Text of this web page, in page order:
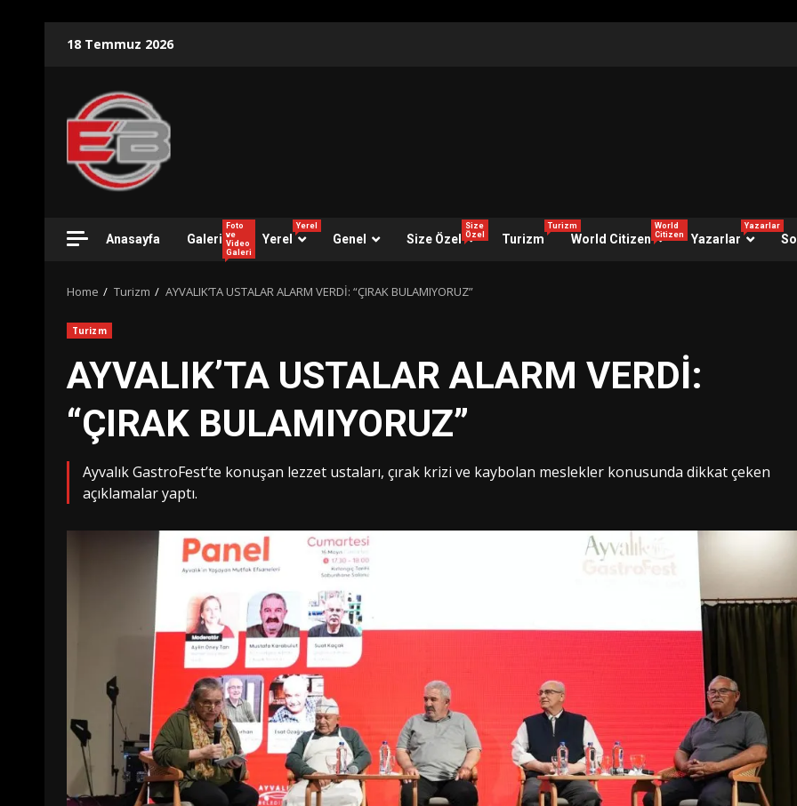
18 Temmuz 2026
Anasayfa Galeri
Foto
ve
Video
Galeri
Yerel
Yerel
Genel Size Özel
Size
Özel
Turizm
Turizm
World Citizen
World
Citizen
Yazarlar
Yazarlar
Home Turizm AYVALIK’TA USTALAR ALARM VERDİ: “ÇIRAK BULAMIYORUZ”
Turizm
AYVALIK’TA USTALAR ALARM VERDİ:
“ÇIRAK BULAMIYORUZ”
Ayvalık GastroFest’te konuşan lezzet ustaları, çırak krizi ve kaybolan meslekler konusunda dikkat çeken
açıklamalar yaptı.